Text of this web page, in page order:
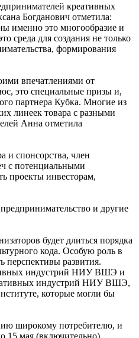
креативных
Богданович отметила:
именно это многообразие и
среда для создания не только
формирования
впечатлениями от
это специальные призы и,
партнера Кубка. Многие из
линеек товара с разными
Анна отметила
и спонсорства, член
с потенциальными
проекты инвесторам,
и другие
будет длиться порядка
кода. Особую роль в
перспективы развития.
индустрий НИУ ВШЭ и
индустрий НИУ ВШЭ,
которые могли бы
широкому потребителю, и
15 мая (включительно).